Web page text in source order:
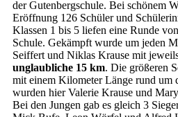
der Gutenbergschule. Bei schönem
Eröffnung 126 Schüler und
Klassen 1 bis 5 liefen eine Runde
Schule. Gekämpft wurde um jeden
Seiffert und Niklas Krause mit
unglaubliche 15 km. Die größeren
mit einem Kilometer Länge rund um
wurden hier Valerie Krause und
Bei den Jungen gab es gleich 3